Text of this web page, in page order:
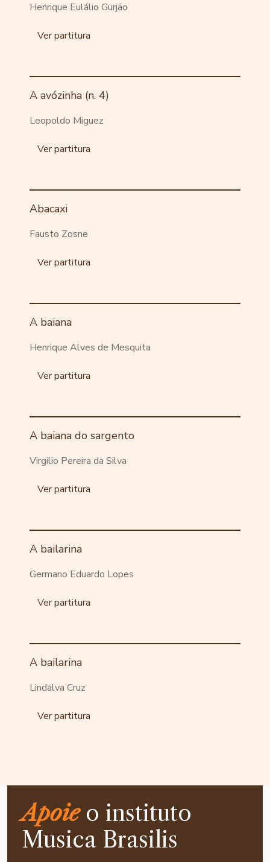
Henrique Eulálio Gurjão
Ver partitura
A avózinha (n. 4)
Leopoldo Miguez
Ver partitura
Abacaxi
Fausto Zosne
Ver partitura
A baiana
Henrique Alves de Mesquita
Ver partitura
A baiana do sargento
Virgilio Pereira da Silva
Ver partitura
A bailarina
Germano Eduardo Lopes
Ver partitura
A bailarina
Lindalva Cruz
Ver partitura
Apoieo instituto
Musica Brasilis